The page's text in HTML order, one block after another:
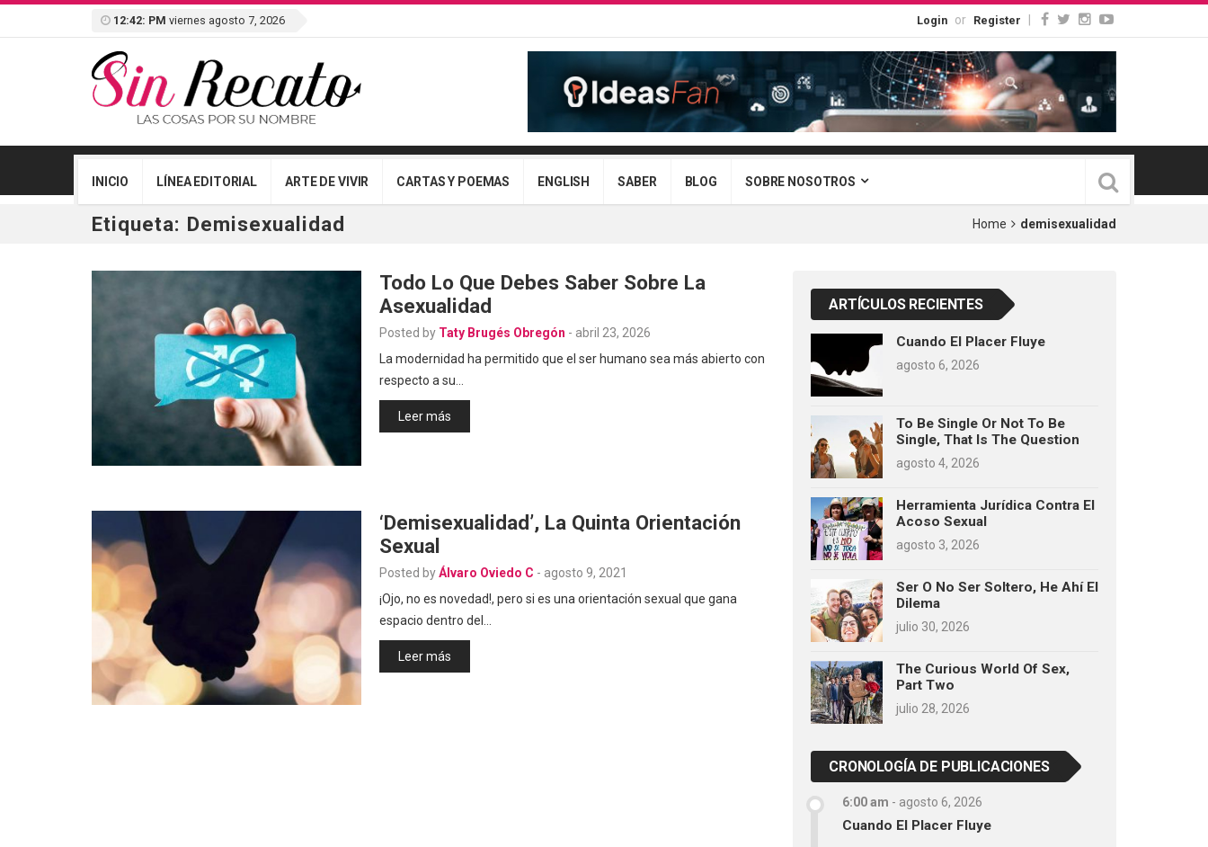
12:42: PM viernes agosto 7, 2026 Login or Register
INICIO LÍNEA EDITORIAL ARTE DE VIVIR CARTAS Y POEMAS ENGLISH SABER BLOG SOBRE NOSOTROS
Etiqueta: Demisexualidad Home demisexualidad
Todo Lo Que Debes Saber Sobre La
Asexualidad
Posted by Taty Brugés Obregón - abril 23, 2026
La modernidad ha permitido que el ser humano sea más abierto con
respecto a su…
Leer más
‘Demisexualidad’, La Quinta Orientación
Sexual
Posted byÁlvaro Oviedo C - agosto 9, 2021
¡Ojo, no es novedad!, pero si es una orientación sexual que gana
espacio dentro del…
Leer más
ARTÍCULOS RECIENTES
Cuando El Placer Fluye
agosto 6, 2026
To Be Single Or Not To Be
Single, That Is The Question
agosto 4, 2026
Herramienta Jurídica Contra El
Acoso Sexual
agosto 3, 2026
Ser O No Ser Soltero, He Ahí El
Dilema
julio 30, 2026
The Curious World Of Sex,
Part Two
julio 28, 2026
CRONOLOGÍA DE PUBLICACIONES
6:00 am - agosto 6, 2026
Cuando El Placer Fluye